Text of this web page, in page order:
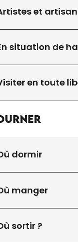
et
situation de
en toute
dormir
manger
sortir ?
les
ou en
et
poêle
de